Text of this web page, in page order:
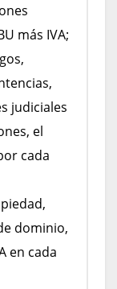
más IVA;
judiciales
el
cada
dominio,
en cada